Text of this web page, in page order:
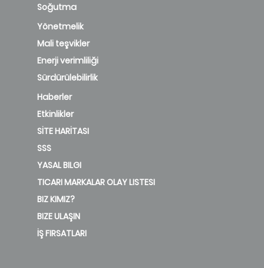
Soğutma
Yönetmelik
Mali teşvikler
Enerji verimliliği
Sürdürülebilirlik
Haberler
Etkinlikler
SİTE HARİTASI
SSS
YASAL BILGI
TICARI MARKALAR OLAY LISTESI
BIZ KIMIZ?
BIZE ULAŞIN
İŞ FIRSATLARI